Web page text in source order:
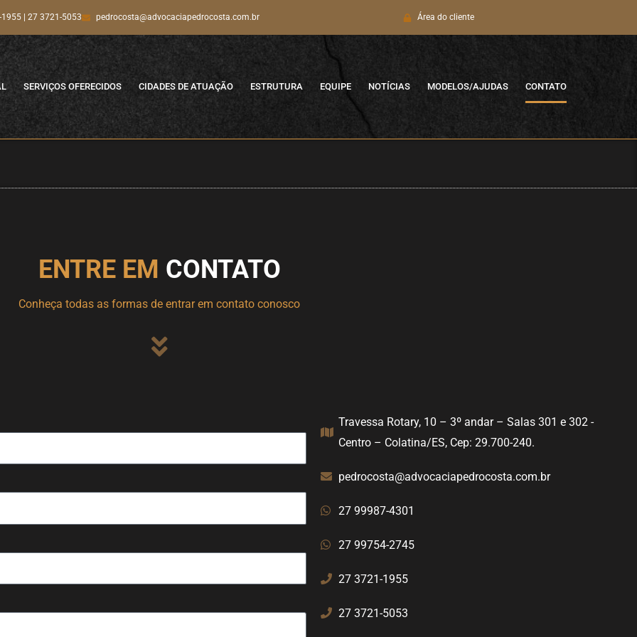
| 27 3721-5053 pedrocosta@advocaciapedrocosta.com.br Área do cliente
SERVIÇOS OFERECIDOS CIDADES DE ATUAÇÃO ESTRUTURA EQUIPE NOTÍCIAS MODELOS/AJUDAS CONTATO
ENTRE EM CONTATO
Conheça todas as formas de entrar em contato conosco
Travessa Rotary, 10 – 3º andar – Salas 301 e 302 -
Centro – Colatina/ES, Cep: 29.700-240.
pedrocosta@advocaciapedrocosta.com.br
27 99987-4301
27 99754-2745
27 3721-1955
27 3721-5053